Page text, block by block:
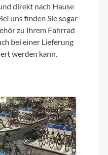
Nabe
Grip
direkt nach Hause
uns finden Sie sogar
zu Ihrem Fahrrad
bei einer Lieferung
werden kann.